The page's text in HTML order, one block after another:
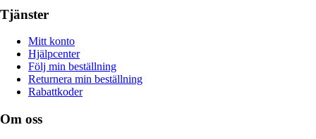
Tjänster
Mitt konto
Hjälpcenter
Följ min beställning
Returnera min beställning
Rabattkoder
Om oss